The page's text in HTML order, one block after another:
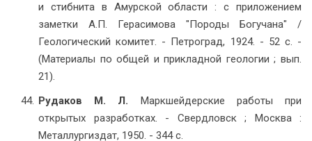
и стибнита в Амурской области : с приложением
заметки А.П. Герасимова "Породы Богучана" /
Геологический комитет. - Петроград, 1924. - 52 с. -
(Материалы по общей и прикладной геологии ; вып.
21).
Рудаков М. Л. Маркшейдерские работы при
открытых разработках. - Свердловск ; Москва :
Металлургиздат, 1950. - 344 с.